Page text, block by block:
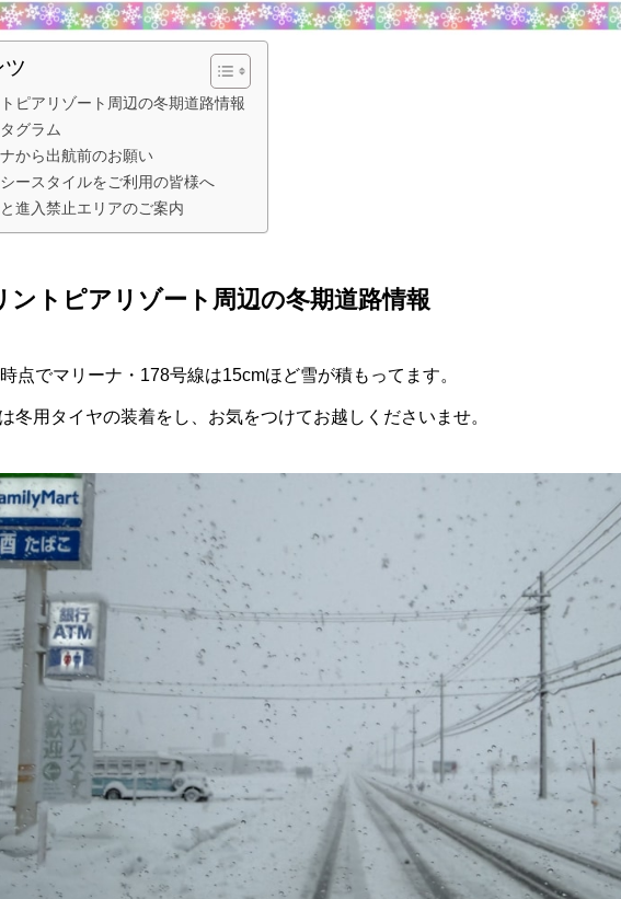
ツ
ピアリゾート周辺の冬期道路情報
グラム
から出航前のお願い
ースタイルをご利用の皆様へ
進入禁止エリアのご案内
トピアリゾート周辺の冬期道路情報
点でマリーナ・178号線は15cmほど雪が積もってます。
冬用タイヤの装着をし、お気をつけてお越しくださいませ。